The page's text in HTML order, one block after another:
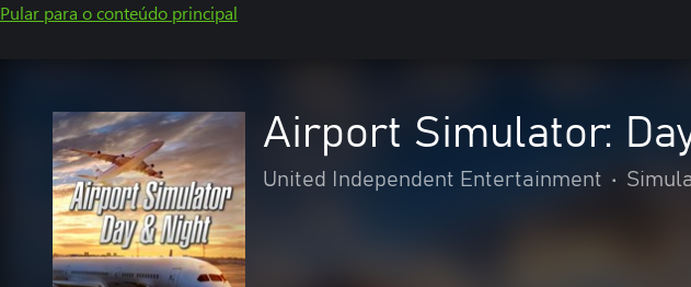
Pular para o conteúdo principal
Airport Simulator:
United Independent Entertainment •